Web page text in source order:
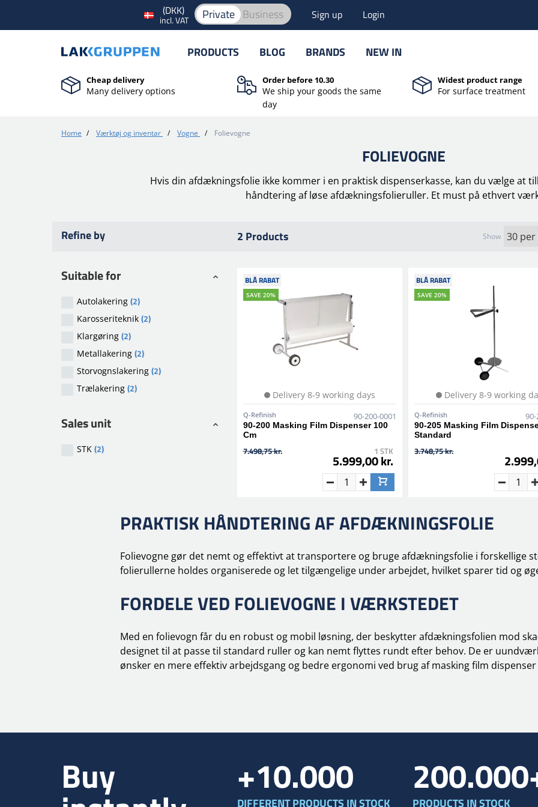
(DKK)
incl. VAT Private Business Sign up Login
PRODUCTS BLOG BRANDS NEW IN
Cheap delivery
Many delivery options
Order before 10.30
We ship your goods the same
day
Widest product range
For surface treatment
Home / Værktøj og inventar / Vogne / Folievogne
FOLIEVOGNE
Hvis din afdækningsfolie ikke kommer i en praktisk dispenserkasse, kan du vælge at
håndtering af løse afdækningsfolieruller. Et must på ethvert
Refine by
Suitable for
Autolakering (2)
Karosseriteknik (2)
Klargøring (2)
Metallakering (2)
Storvognslakering (2)
Trælakering (2)
Sales unit
STK (2)
2 Products Show
BLÅ RABAT
SAVE 20%
Delivery 8-9 working days
Q-Refinish 90-200-0001
90-200 Masking Film Dispenser 100
Cm
7.498,75 kr. 1 STK
5.999,00 kr.
BLÅ RABAT
SAVE 20%
Delivery 8-9 working
Q-Refinish 90-
90-205 Masking Film
Standard
3.748,75 kr.
PRAKTISK HÅNDTERING AF AFDÆKNINGSFOLIE
Folievogne gør det nemt og effektivt at transportere og bruge afdækningsfolie i forskellige
folierullerne holdes organiserede og let tilgængelige under arbejdet, hvilket sparer tid og
FORDELE VED FOLIEVOGNE I VÆRKSTEDET
Med en folievogn får du en robust og mobil løsning, der beskytter afdækningsfolien mod
designet til at passe til standard ruller og kan nemt flyttes rundt efter behov. De er
ønsker en mere effektiv arbejdsgang og bedre ergonomi ved brug af masking film
Buy +10.000
DIFFERENT PRODUCTS IN STOCK PRODUCTS IN STOCK